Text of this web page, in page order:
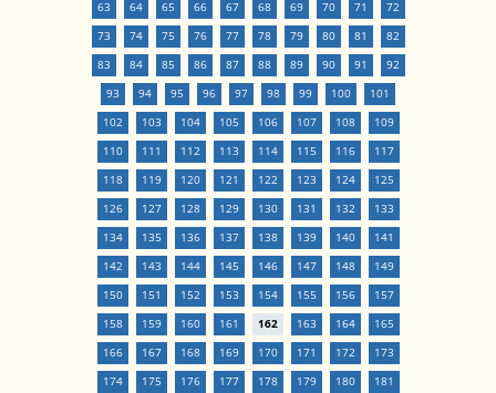
63
64 65 66 67 68 69 70 71
72
73
74 75 76 77 78 79 80 81
82
83
84 85 86 87 88 89 90 91
92
93
94 95 96 97 98 99 100
101
102
103 104 105 106 107 108
109
110
111 112 113 114 115 116
117
118
119 120 121 122 123 124
125
126
127 128 129 130 131 132
133
134
135 136 137 138 139 140
141
142
143 144 145 146 147 148
149
150
151 152 153 154 155 156
157
158
159 160 161 162 163 164
165
166
167 168 169 170 171 172
173
174
175 176 177 178 179 180
181